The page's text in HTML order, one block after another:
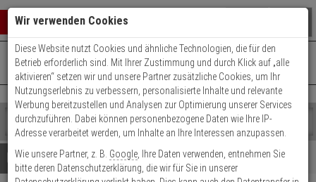
Warenkorb schließen
0 ARTIKEL IM WARENKORB
Ihr Warenkorb ist momentan leer.
Ergebnisse ()
Fertig
Shop
durchsuchen
Bitte
geben
Sie
Es
wurde
noch
+49 (0)821 899 493-0Mo. - Do.: 8:00 - 16:30 | Fr.: 8:00 - 14:00 Uhr
Kontaktservice nutzen
Details Beratung
Wir verwenden Cookies
Diese Website nutzt Cookies und ähnliche Technologien, die für den
Betrieb erforderlich sind. Mit Ihrer Zustimmung und durch Klick auf „alle
aktivieren“ setzen wir und unsere Partner zusätzliche Cookies, um Ihr
Nutzungserlebnis zu verbessern, personalisierte Inhalte und relevante
Werbung bereitzustellen und Analysen zur Optimierung unserer Services
durchzuführen. Dabei können personenbezogene Daten wie Ihre IP-
Adresse verarbeitet werden, um Inhalte an Ihre Interessen anzupassen.
Wie unsere Partner, z. B. Google , Ihre Daten verwenden, entnehmen Sie
bitte deren Datenschutzerklärung, die wir für Sie in unserer